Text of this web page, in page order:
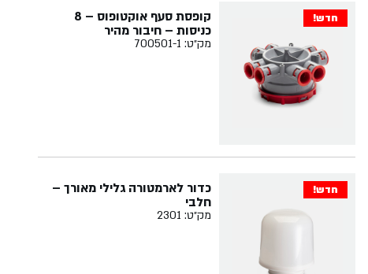
חדש!
קופסת סעף אוקטופוס – 8
כניסות – חיבור מהיר
מק״ט: 700501-1
חדש!
כדור לארמטורה גלילי מאורך –
חלבי
מק״ט: 2301